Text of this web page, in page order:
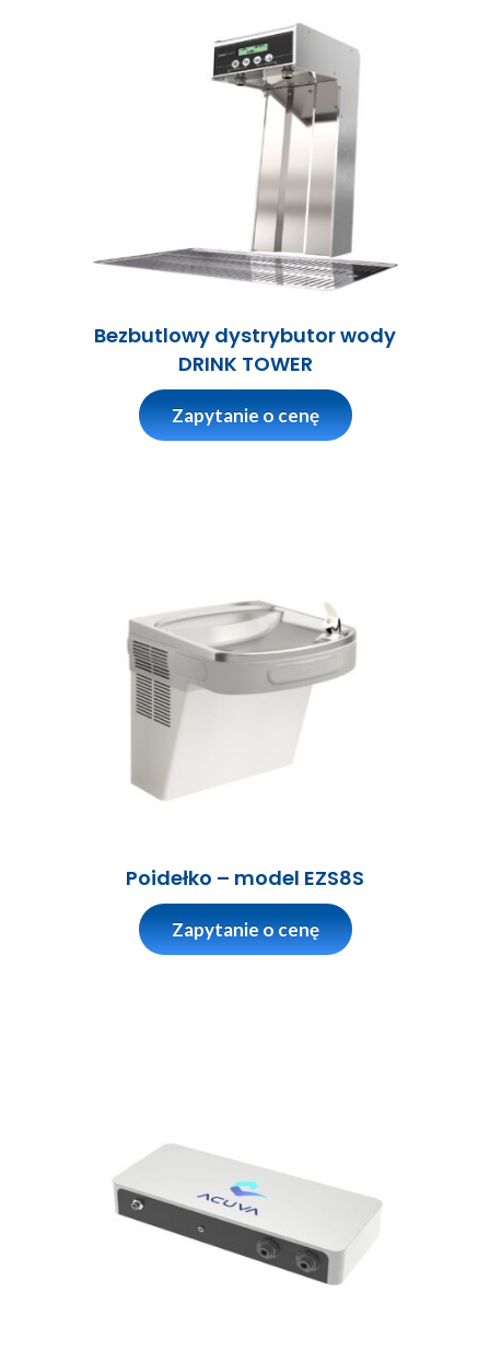
Bezbutlowy dystrybutor wody
DRINK TOWER
Zapytanie o cenę
Poidełko – model EZS8S
Zapytanie o cenę